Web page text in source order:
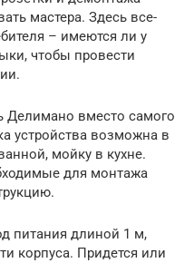
мастера. Здесь все-
– имеются ли у
чтобы провести
Делимано вместо самого
устройства возможна в
мойку в кухне.
для монтажа
питания длиной 1 м,
корпуса. Придется или